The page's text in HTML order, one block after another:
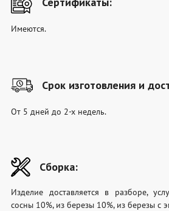
Имеются.
Срок изготовления и
От 5 дней до 2-х недель.
Сборка:
Изделие доставляется в разборе,
сосны 10%, из березы 10%, из березы с